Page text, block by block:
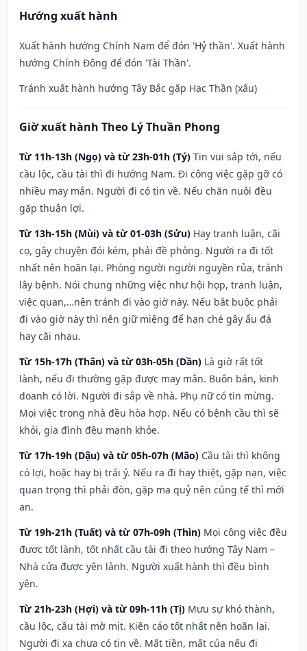
Hướng xuất hành
Xuất hành hướng Chính Nam để đón 'Hỷ thần'. Xuất hành
hướng Chính Đông để đón 'Tài Thần'.
Tránh xuất hành hướng Tây Bắc gặp Hạc Thần (xấu)
Giờ xuất hành Theo Lý Thuần Phong
Từ 11h-13h (Ngọ) và từ 23h-01h (Tý) Tin vui sắp tới, nếu
cầu lộc, cầu tài thì đi hướng Nam. Đi công việc gặp gỡ có
nhiều may mắn. Người đi có tin về. Nếu chăn nuôi đều
gặp thuận lợi.
Từ 13h-15h (Mùi) và từ 01-03h (Sửu) Hay tranh luận, cãi
cọ, gây chuyện đói kém, phải đề phòng. Người ra đi tốt
nhất nên hoãn lại. Phòng người người nguyền rủa, tránh
lây bệnh. Nói chung những việc như hội họp, tranh luận,
việc quan,…nên tránh đi vào giờ này. Nếu bắt buộc phải
đi vào giờ này thì nên giữ miệng để hạn ché gây ẩu đả
hay cãi nhau.
Từ 15h-17h (Thân) và từ 03h-05h (Dần) Là giờ rất tốt
lành, nếu đi thường gặp được may mắn. Buôn bán, kinh
doanh có lời. Người đi sắp về nhà. Phụ nữ có tin mừng.
Mọi việc trong nhà đều hòa hợp. Nếu có bệnh cầu thì sẽ
khỏi, gia đình đều mạnh khỏe.
Từ 17h-19h (Dậu) và từ 05h-07h (Mão) Cầu tài thì không
có lợi, hoặc hay bị trái ý. Nếu ra đi hay thiệt, gặp nạn, việc
quan trọng thì phải đòn, gặp ma quỷ nên cúng tế thì mới
an.
Từ 19h-21h (Tuất) và từ 07h-09h (Thìn) Mọi công việc đều
được tốt lành, tốt nhất cầu tài đi theo hướng Tây Nam –
Nhà cửa được yên lành. Người xuất hành thì đều bình
yên.
Từ 21h-23h (Hợi) và từ 09h-11h (Tị) Mưu sự khó thành,
cầu lộc, cầu tài mờ mịt. Kiện cáo tốt nhất nên hoãn lại.
Người đi xa chưa có tin về. Mất tiền, mất của nếu đi